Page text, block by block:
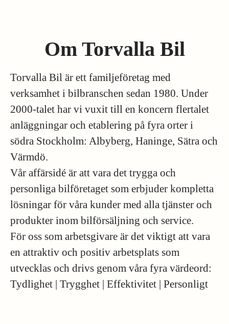
Om Torvalla Bil
Torvalla Bil är ett familjeföretag med
verksamhet i bilbranschen sedan 1980. Under
2000-talet har vi vuxit till en koncern flertalet
anläggningar och etablering på fyra orter i
södra Stockholm: Albyberg, Haninge, Sätra och
Värmdö.
Vår affärsidé är att vara det trygga och
personliga bilföretaget som erbjuder kompletta
lösningar för våra kunder med alla tjänster och
produkter inom bilförsäljning och service.
För oss som arbetsgivare är det viktigt att vara
en attraktiv och positiv arbetsplats som
utvecklas och drivs genom våra fyra värdeord:
Tydlighet | Trygghet | Effektivitet | Personligt